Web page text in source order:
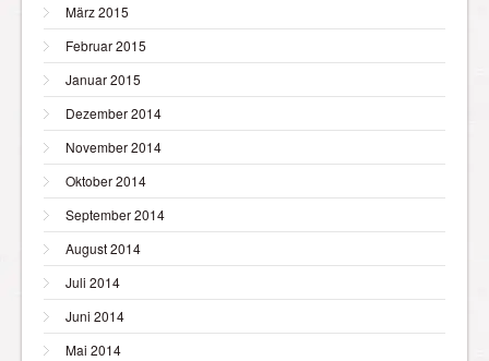
März 2015
Februar 2015
Januar 2015
Dezember 2014
November 2014
Oktober 2014
September 2014
August 2014
Juli 2014
Juni 2014
Mai 2014